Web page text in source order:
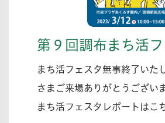
第９回調布まち活フ
まち活フェスタ無事終了いた
さまご来場ありがとうござい
まち活フェスタレポートはこ